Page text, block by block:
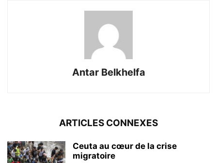
Antar Belkhelfa
ARTICLES CONNEXES
Ceuta au cœur de la crise
migratoire